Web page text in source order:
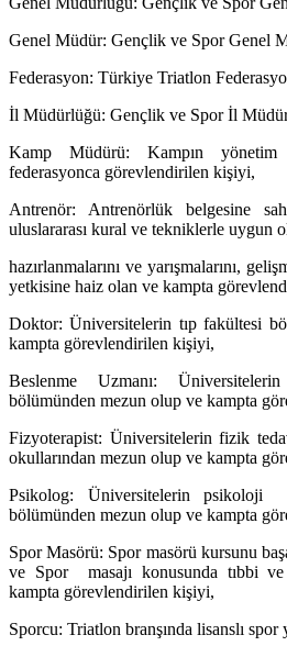
Genel Müdür: Gençlik ve Spor Genel
Federasyon: Türkiye Triatlon
İl Müdürlüğü: Gençlik ve Spor İl
Kamp Müdürü: Kampın
federasyonca görevlendirilen kişiyi,
Antrenör: Antrenörlük belgesine
uluslararası kural ve tekniklerle uygun
hazırlanmalarını ve yarışmalarını,
yetkisine haiz olan ve kampta
Doktor: Üniversitelerin tıp fakültesi
kampta görevlendirilen kişiyi,
Beslenme Uzmanı:
bölümünden mezun olup ve kampta
Fizyoterapist: Üniversitelerin fizik
okullarından mezun olup ve kampta
Psikolog: Üniversitelerin psikoloji
bölümünden mezun olup ve kampta
Spor Masörü: Spor masörü kursunu
ve Spor masajı konusunda tıbbi
kampta görevlendirilen kişiyi,
Sporcu: Triatlon branşında lisanslı